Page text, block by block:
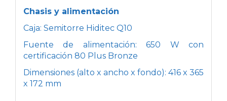
Chasis y alimentación
Caja: Semitorre Hiditec Q10
Fuente de alimentación: 650 W con
certificación 80 Plus Bronze
Dimensiones (alto x ancho x fondo): 416 x 365
x 172 mm